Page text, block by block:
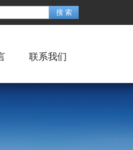
联系我们